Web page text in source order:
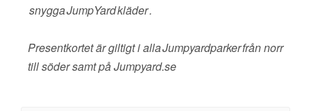
snygga JumpYard kläder .
Presentkortet är giltigt i alla Jumpyardparker från norr
till söder samt på Jumpyard.se